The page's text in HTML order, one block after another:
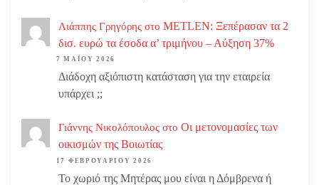
Λιάππης Γρηγόρης στο METLEN: Ξεπέρασαν τα 2
δισ. ευρώ τα έσοδα α’ τριμήνου – Αύξηση 37%
7 ΜΑΪ́ΟΥ 2026
Διάδοχη αξιόπιστη κατάσταση για την εταιρεία
υπάρχει ;;
Γιάννης Νικολόπουλος στο Οι μετονομασίες των
οικισμών της Βοιωτίας
17 ΦΕΒΡΟΥΑΡΊΟΥ 2026
Το χωριό της Μητέρας μου είναι η Δόμβρενα ή